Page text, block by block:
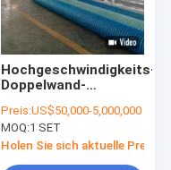
Hochgeschwindigkeits-
Doppelwand-
Extrusionslinie mit
Planetenschnitt und
Durchmesserbereich
32-1600 mm
Preis:US$50,000-5,000,000
MOQ:1 SET
Holen Sie sich aktuelle Preis